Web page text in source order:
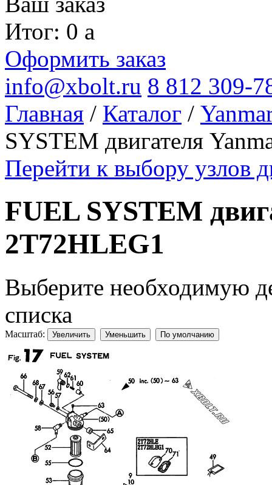
Итог: 0 a
Оформить заказ
info@xbolt.ru 8 812 309-
Главная / Каталог /
SYSTEM двигателя
Перейти к выбору узлов
FUEL SYSTEM
2T72HLEG1
Выберите необходимую
списка
Масштаб: Увеличить Уменьшить По умолчанию